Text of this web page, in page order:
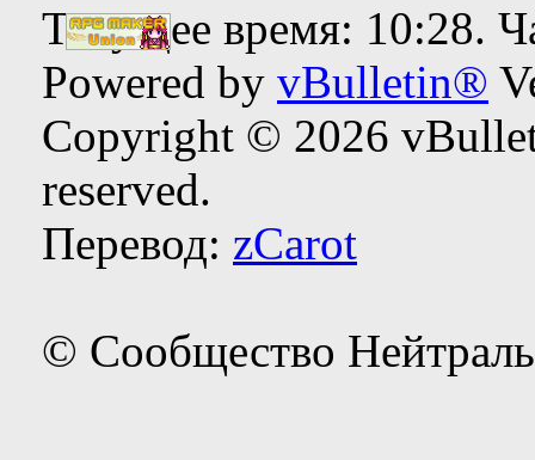
Текущее время: 10:28.
Powered by vBulletin®
Copyright © 2026
reserved.
Перевод: zCarot
© Сообщество